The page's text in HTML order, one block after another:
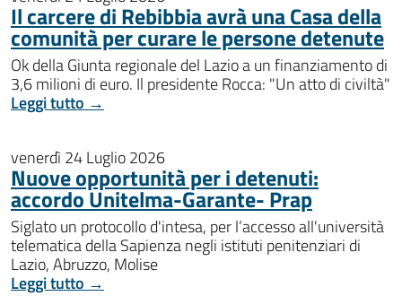
Il carcere di Rebibbia avrà una Casa della
comunità per curare le persone detenute
Ok della Giunta regionale del Lazio a un finanziamento di
3,6 milioni di euro. Il presidente Rocca: "Un atto di civiltà"
Leggi tutto →
venerdì 24 Luglio 2026
Nuove opportunità per i detenuti:
accordo Unitelma-Garante- Prap
Siglato un protocollo d'intesa, per l’accesso all'università
telematica della Sapienza negli istituti penitenziari di
Lazio, Abruzzo, Molise
Leggi tutto →